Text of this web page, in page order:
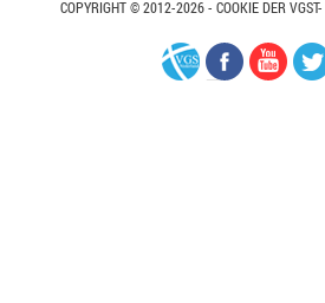
COPYRIGHT © 2012-2026 - COOKIE DER VGST-